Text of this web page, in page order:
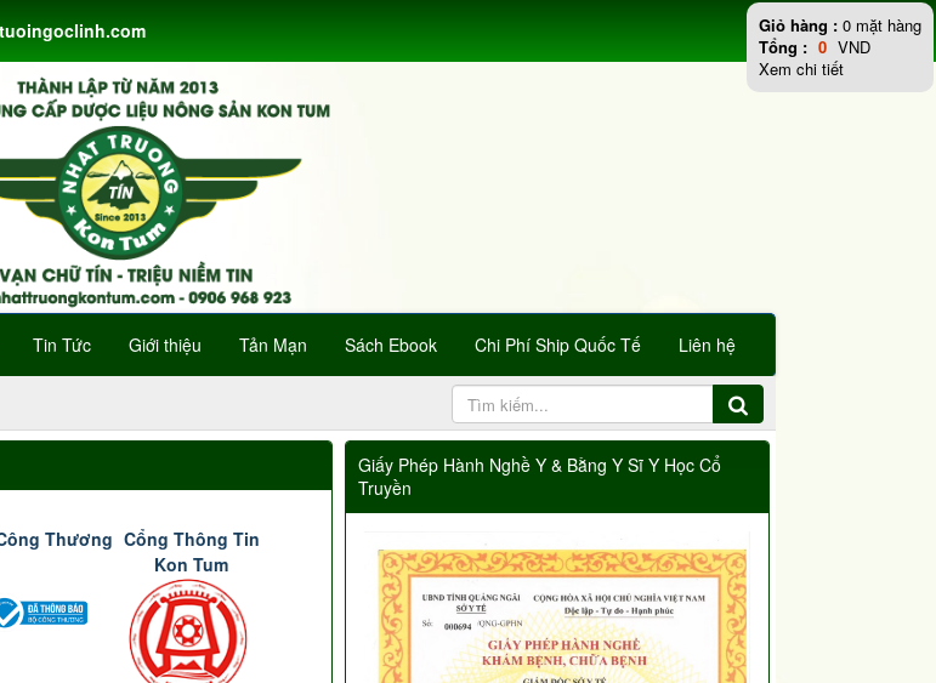
Tin Tức Giới thiệu Tản Mạn Sách Ebook Chi Phí Ship Quốc Tế Liên hệ
Thương Cổng Thông Tin
Kon Tum
Giấy Phép Hành Nghề Y & Bằng Y Sĩ Y Học Cổ
Truyền
Giỏ hàng : 0 mặt hàng
Tổng : 0 VND
Xem chi tiết